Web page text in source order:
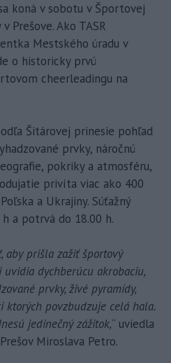
koná v sobotu v Športovej
Prešove. Ako TASR
Mestského úradu v
o historicky prvú
cheerleadingu na
Šitárovej prinesie pohľad
prvky, náročnú
pokriky a atmosféru,
privíta viac ako 400
a Ukrajiny. Súťažný
a potrvá do 18.00 h.
aby prišla zažiť športový
dychberúcu akrobaciu,
prvky, živé pyramídy,
povzbudzuje celá hala.
jedinečný zážitok,“ uviedla
Miroslava Petro.